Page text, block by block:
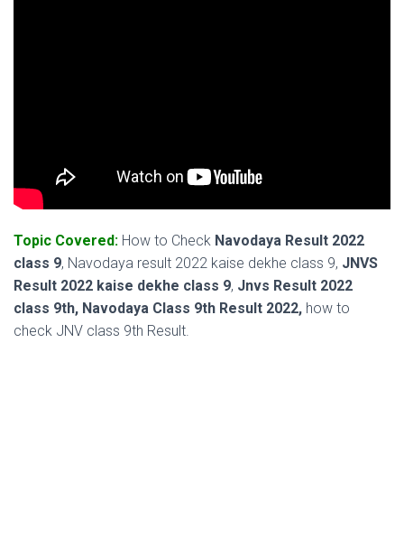
Topic Covered: How to Check Navodaya Result 2022
class 9, Navodaya result 2022 kaise dekhe class 9, JNVS
Result 2022 kaise dekhe class 9, Jnvs Result 2022
class 9th, Navodaya Class 9th Result 2022, how to
check JNV class 9th Result.